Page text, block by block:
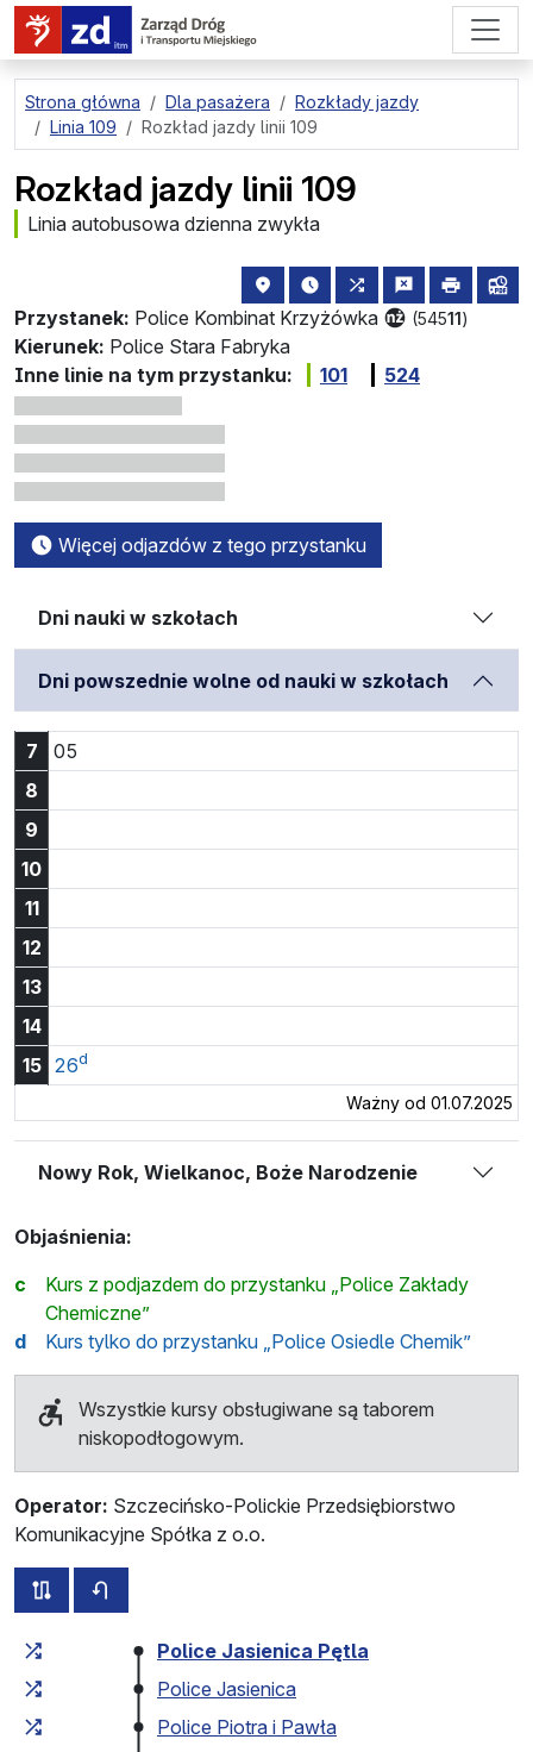
przejdź do treści strony
Strona główna Dla pasażera
Rozkłady jazdy
Linia 109
Rozkład jazdy linii 109
Rozkład jazdy linii 109
Linia autobusowa dzienna zwykła
Przystanek: Police Kombinat Krzyżówka (54511)
lokalizacja przystanku na mapie
najbliższe odjazdy z tego
wszystkie linie
zgłośdrukuj
Kierunek: Police Stara Fabryka
Inne linie na tym przystanku:
101 524
Więcej odjazdów z tego przystanku
Dni nauki w szkołach
Dni powszednie wolne od nauki w szkołach
7 05
8
9
10
11
12
13
14
15 26d
Ważny od 01.07.2025
Nowy Rok, Wielkanoc, Boże Narodzenie
Objaśnienia:
c
Kurs z podjazdem do przystanku „Police Zakłady
Chemiczne”
d
Kurs tylko do przystanku „Police Osiedle Chemik”
Wszystkie kursy obsługiwane są taborem
niskopodłogowym.
Operator: Szczecińsko-Polickie Przedsiębiorstwo
Komunikacyjne Spółka z o.o.
wszystkie trasy tej linii
Czas przejazdu narastająco Czas przejazdu między
Police Jasienica Pętla
Police Jasienica
Police Piotra i Pawła